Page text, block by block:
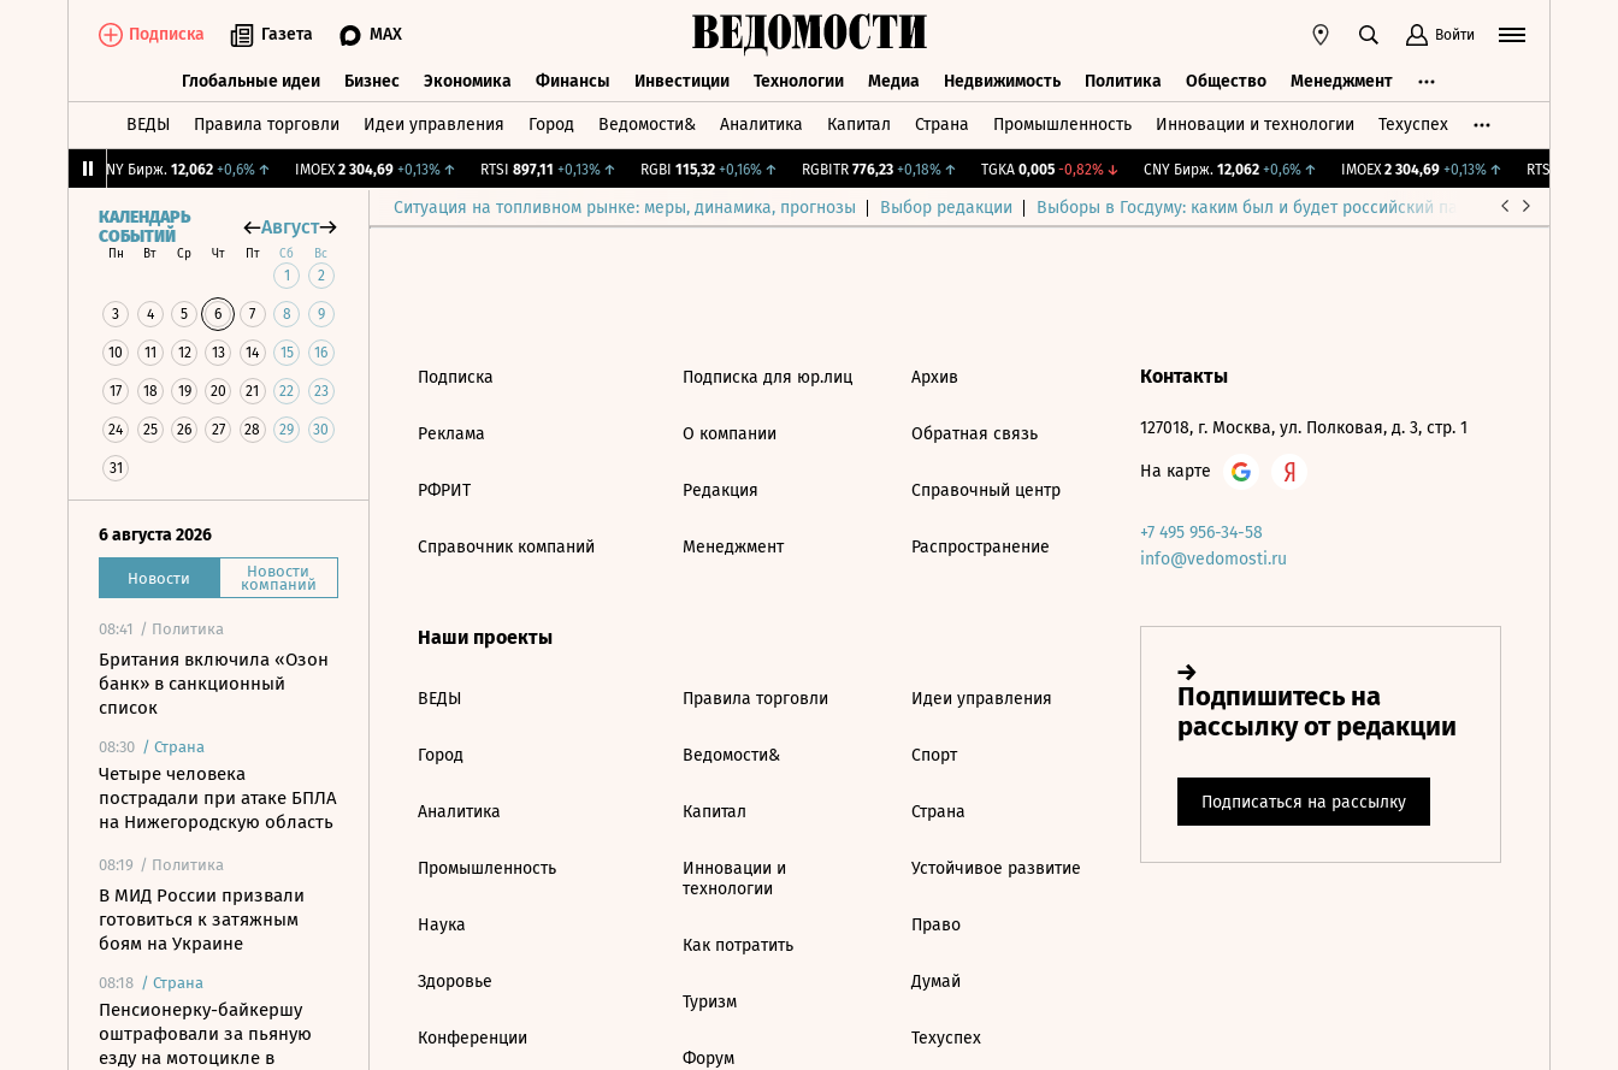
Подписка Газета MAX Войти
Глобальные идеи Бизнес Экономика Финансы Инвестиции Технологии Медиа Недвижимость Политика Общество Менеджмент
ВЕДЫ Правила торговли Идеи управления Город Ведомости& Аналитика Капитал Страна Промышленность Инновации и технологии Техуспех
CNY Бирж. 12,062 +0,6%↑ IMOEX 2 304,69 +0,13%↑ RTSI 897,11 +0,13%↑ RGBI 115,32 +0,16%↑ RGBITR 776,23 +0,18%↑ TGKA 0,005 -0,82%↓ CNY Бирж. 12,062 +0,6%↑ IMOEX 2 304,69 +0,13%↑ RTSI 897,11
Ситуация на топливном рынке: меры, динамика, прогнозы Выбор редакции Выборы в Госдуму: каким был и будет российский парламент
КАЛЕНДАРЬ
СОБЫТИЙ
Август
Пн Вт Ср Чт Пт Сб Вс
1 2
3 4 5 6 7 8 9
10 11 12 13 14 15 16
17 18 19 20 21 22 23
24 25 26 27 28 29 30
31
6 августа 2026
Новости Новости
компаний
08:41 / Политика
Британия включила «Озон
банк» в санкционный
список
08:30 / Страна
Четыре человека
пострадали при атаке БПЛА
на Нижегородскую область
08:19 / Политика
В МИД России призвали
готовиться к затяжным
боям на Украине
08:18 / Страна
Пенсионерку-байкершу
оштрафовали за пьяную
езду на мотоцикле в
Подписка
Реклама
РФРИТ
Справочник компаний
Подписка для юр.лиц
О компании
Редакция
Менеджмент
Архив
Обратная связь
Справочный центр
Распространение
Наши проекты
ВЕДЫ
Город
Аналитика
Промышленность
Наука
Здоровье
Конференции
Правила торговли
Ведомости&
Капитал
Инновации и
технологии
Как потратить
Туризм
Форум
Идеи управления
Спорт
Страна
Устойчивое развитие
Право
Думай
Техуспех
Контакты
127018, г. Москва, ул. Полковая, д. 3, стр. 1
На карте
+7 495 956-34-58
info@vedomosti.ru